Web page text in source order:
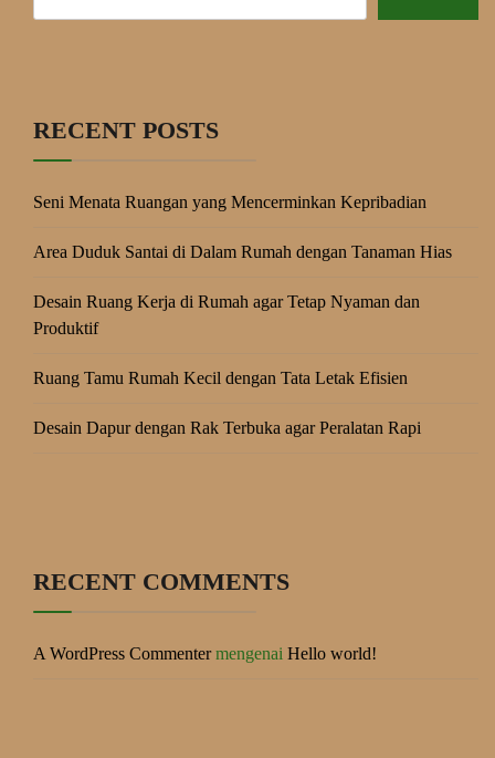
RECENT POSTS
Seni Menata Ruangan yang Mencerminkan Kepribadian
Area Duduk Santai di Dalam Rumah dengan Tanaman Hias
Desain Ruang Kerja di Rumah agar Tetap Nyaman dan
Produktif
Ruang Tamu Rumah Kecil dengan Tata Letak Efisien
Desain Dapur dengan Rak Terbuka agar Peralatan Rapi
RECENT COMMENTS
A WordPress Commentermengenai Hello world!